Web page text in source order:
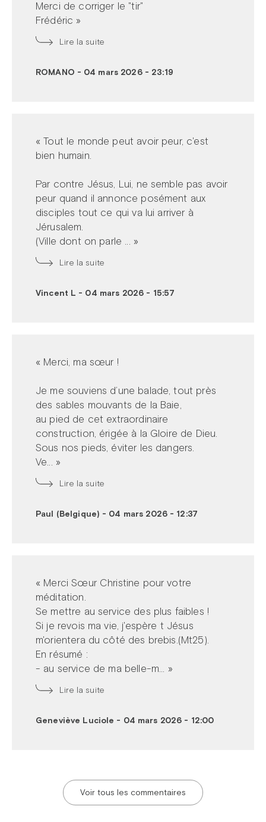
Merci de corriger le "tir"
Frédéric »
Lire la suite
ROMANO - 04 mars 2026 - 23:19
« Tout le monde peut avoir peur, c'est
bien humain.
Par contre Jésus, Lui, ne semble pas avoir
peur quand il annonce posément aux
disciples tout ce qui va lui arriver à
Jérusalem.
(Ville dont on parle ... »
Lire la suite
Vincent L - 04 mars 2026 - 15:57
« Merci, ma sœur !
Je me souviens d’une balade, tout près
des sables mouvants de la Baie,
au pied de cet extraordinaire
construction, érigée à la Gloire de Dieu.
Sous nos pieds, éviter les dangers.
Ve... »
Lire la suite
Paul (Belgique) - 04 mars 2026 - 12:37
« Merci Sœur Christine pour votre
méditation.
Se mettre au service des plus faibles !
Si je revois ma vie, j'espère t Jésus
m'orientera du côté des brebis.(Mt25).
En résumé :
- au service de ma belle-m... »
Lire la suite
Geneviève Luciole - 04 mars 2026 - 12:00
Voir tous les commentaires